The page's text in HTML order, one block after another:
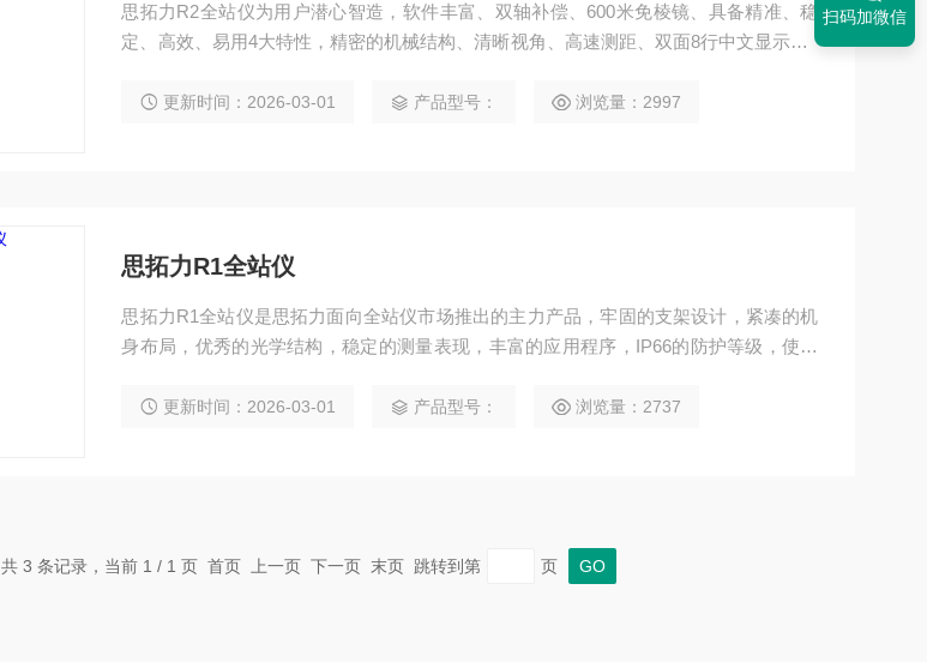
思拓力R2全站仪为用户潜心智造，软件丰富、双轴补偿、600米免棱镜、具备精准、稳
定、高效、易用4大特性，精密的机械结构、清晰视角、高速测距、双面8行中文显示、1
图或工程，城市或野外，均轻松胜任。
更新时间：2026-03-01 产品型号： 浏览量：2997
思拓力R1全站仪
思拓力R1全站仪是思拓力面向全站仪市场推出的主力产品，牢固的支架设计，紧凑的机
身布局，优秀的光学结构，稳定的测量表现，丰富的应用程序，IP66的防护等级，使它
更新时间：2026-03-01 产品型号： 浏览量：2737
共 3 条记录，当前 1 / 1 页 首页 上一页 下一页 末页 跳转到第 页
扫码加微信